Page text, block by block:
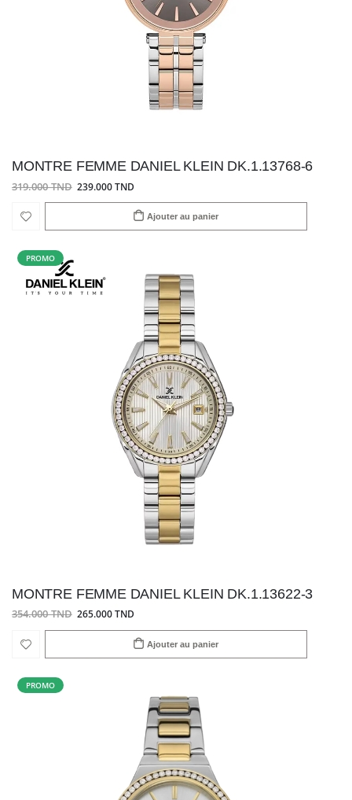
MONTRE FEMME DANIEL KLEIN DK.1.13768-6
319.000 TND 239.000 TND
Ajouter au panier
PROMO
MONTRE FEMME DANIEL KLEIN DK.1.13622-3
354.000 TND 265.000 TND
Ajouter au panier
PROMO